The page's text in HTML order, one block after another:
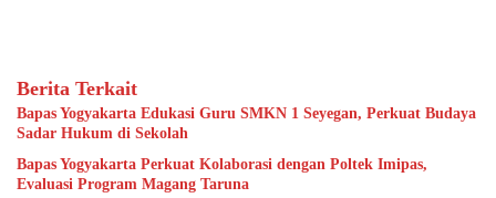
Berita Terkait
Bapas Yogyakarta Edukasi Guru SMKN 1 Seyegan, Perkuat Budaya
Sadar Hukum di Sekolah
Bapas Yogyakarta Perkuat Kolaborasi dengan Poltek Imipas,
Evaluasi Program Magang Taruna